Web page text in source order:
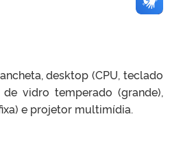
desktop (CPU, teclado
vidro temperado (grande),
e projetor multimídia.